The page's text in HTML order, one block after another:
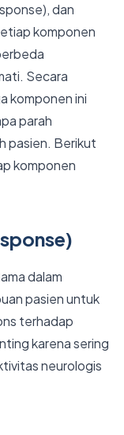
dan
komponen
Secara
komponen ini
parah
pasien. Berikut
komponen
dalam
pasien untuk
terhadap
karena sering
neurologis